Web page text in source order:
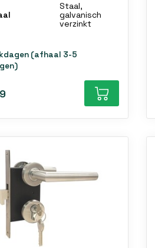
Staal,
galvanisch
verzinkt
(afhaal 3-5